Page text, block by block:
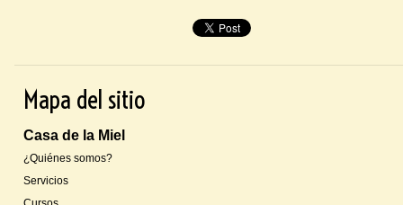
i
Mapa del sitio
Casa de la Miel
¿Quiénes somos?
Servicios